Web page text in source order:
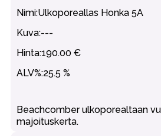
Ulkoporeallas Honka 5A
---
190.00 €
25.5 %
Beachcomber ulkoporealtaan
majoituskerta.